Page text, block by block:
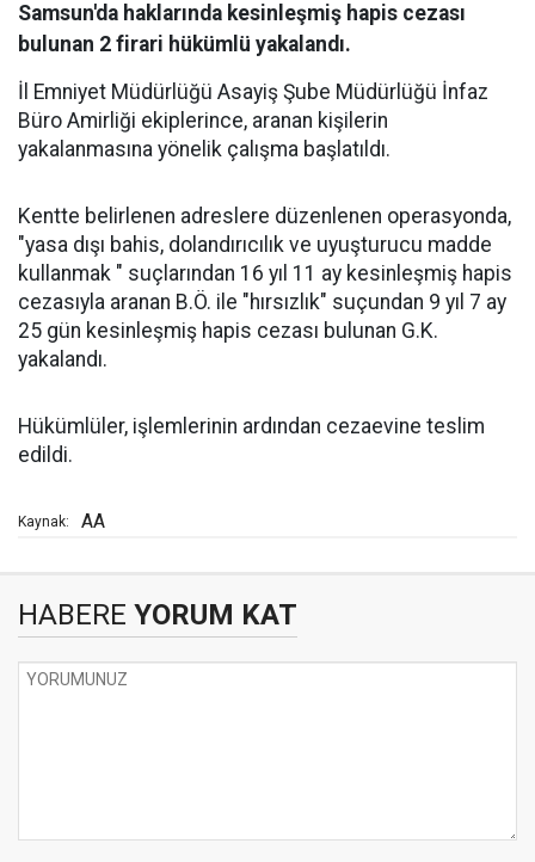
Samsun'da haklarında kesinleşmiş hapis cezası
bulunan 2 firari hükümlü yakalandı.
İl Emniyet Müdürlüğü Asayiş Şube Müdürlüğü İnfaz
Büro Amirliği ekiplerince, aranan kişilerin
yakalanmasına yönelik çalışma başlatıldı.
Kentte belirlenen adreslere düzenlenen operasyonda,
"yasa dışı bahis, dolandırıcılık ve uyuşturucu madde
kullanmak " suçlarından 16 yıl 11 ay kesinleşmiş hapis
cezasıyla aranan B.Ö. ile "hırsızlık" suçundan 9 yıl 7 ay
25 gün kesinleşmiş hapis cezası bulunan G.K.
yakalandı.
Hükümlüler, işlemlerinin ardından cezaevine teslim
edildi.
Kaynak: AA
HABERE YORUM KAT